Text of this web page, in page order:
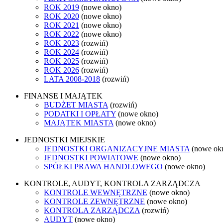
ROK 2019 (nowe okno)
ROK 2020 (nowe okno)
ROK 2021 (nowe okno)
ROK 2022 (nowe okno)
ROK 2023 (rozwiń)
ROK 2024 (rozwiń)
ROK 2025 (rozwiń)
ROK 2026 (rozwiń)
LATA 2008-2018 (rozwiń)
FINANSE I MAJĄTEK
BUDŻET MIASTA (rozwiń)
PODATKI I OPŁATY (nowe okno)
MAJĄTEK MIASTA (nowe okno)
JEDNOSTKI MIEJSKIE
JEDNOSTKI ORGANIZACYJNE MIASTA (nowe
JEDNOSTKI POWIATOWE (nowe okno)
SPÓŁKI PRAWA HANDLOWEGO (nowe okno)
KONTROLE, AUDYT, KONTROLA ZARZĄDCZA
KONTROLE WEWNĘTRZNE (nowe okno)
KONTROLE ZEWNĘTRZNE (nowe okno)
KONTROLA ZARZĄDCZA (rozwiń)
AUDYT (nowe okno)